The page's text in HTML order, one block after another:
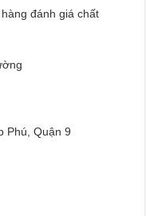
đánh giá chất
Phú, Quận 9